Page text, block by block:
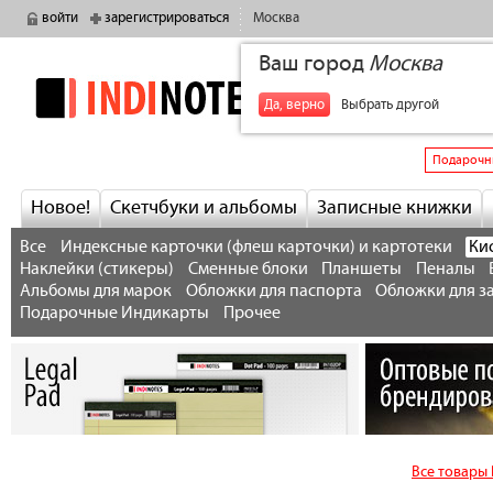
войти зарегистрироваться Москва
Ваш город Москва
Да, верно Выбрать другой
indinotes
Новое! Скетчбуки и альбомы Записные книжки
Все Индексные карточки (флеш карточки) и картотеки
Наклейки (стикеры)
Сменные блоки Планшеты Пеналы
Альбомы для марок
Обложки для паспорта
Обложки для
Подарочные Индикарты
Прочее
Все товары